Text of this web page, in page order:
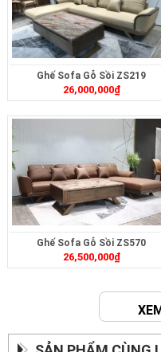
Ghế Sofa Gỗ Sồi ZS219
26,000,000₫
Ghế Sofa Gỗ Sồi ZS570
26,500,000₫